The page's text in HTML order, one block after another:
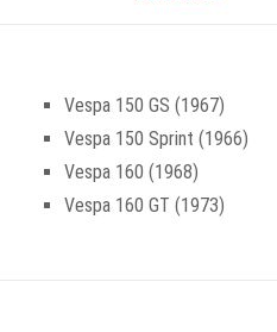
Vespa 150 GS (1967)
Vespa 150 Sprint (1966)
Vespa 160 (1968)
Vespa 160 GT (1973)